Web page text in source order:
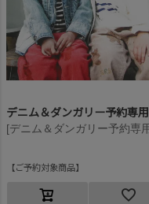
デニム＆ダンガリー予約専用
ご予約対象商品